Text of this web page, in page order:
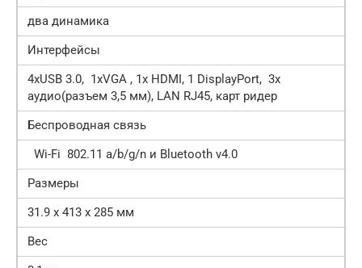
два динамика
Интерфейсы
4хUSB 3.0, 1хVGA , 1x HDMI, 1 DisplayPort, 3х
аудио(разъем 3,5 мм), LAN RJ45, карт ридер
Беспроводная связь
Wi-Fi 802.11 a/b/g/n и Bluetooth v4.0
Размеры
31.9 х 413 х 285 мм
Вес